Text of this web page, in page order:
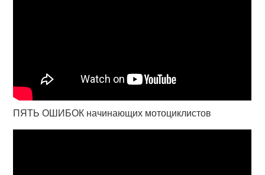
ПЯТЬ ОШИБОК начинающих мотоциклистов